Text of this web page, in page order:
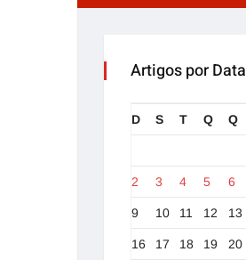
Artigos por Data
D S T Q Q
2 3 4 5 6
9 10 11 12 13
16 17 18 19 20